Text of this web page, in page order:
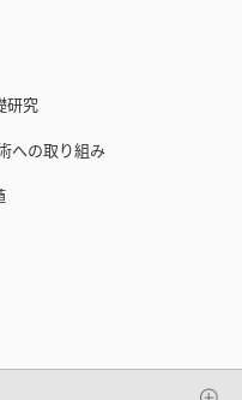
研究
への取り組み